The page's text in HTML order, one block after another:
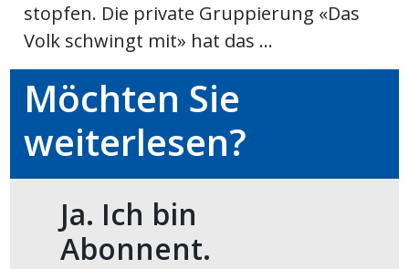
stopfen. Die private Gruppierung «Das
Volk schwingt mit» hat das ...
Möchten Sie
weiterlesen?
Ja. Ich bin
Abonnent.